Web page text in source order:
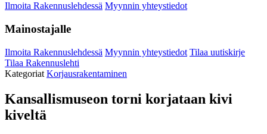
Ilmoita Rakennuslehdessä Myynnin yhteystiedot
Mainostajalle
Ilmoita Rakennuslehdessä Myynnin yhteystiedot Tilaa uutiskirje
Tilaa Rakennuslehti
Kategoriat Korjausrakentaminen
Kansallismuseon torni korjataan kivi
kiveltä